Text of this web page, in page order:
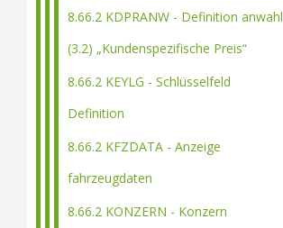
8.66.2 KDPRANW - Definition anwahl
(3.2) „Kundenspezifische Preis“
8.66.2 KEYLG - Schlüsselfeld
Definition
8.66.2 KFZDATA - Anzeige
fahrzeugdaten
8.66.2 KONZERN - Konzern